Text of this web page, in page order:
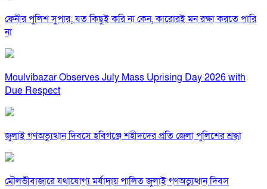
ফেনীর পুলিশ সুপার; যত কিছুই করি না কেন, কারোরই মন রক্ষা করতে পারি
না
Moulvibazar Observes July Mass Uprising Day 2026 with
Due Respect
জুলাই গণঅভ্যুত্থান দিবসে হবিগঞ্জে শহীদদের প্রতি জেলা পুলিশের শ্রদ্ধা
মৌলভীবাজারে যথাযোগ্য মর্যাদায় পালিত জুলাই গণঅভ্যুত্থান দিবস